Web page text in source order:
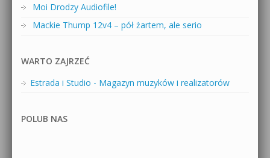
Moi Drodzy Audiofile!
Mackie Thump 12v4 – pół żartem, ale serio
WARTO ZAJRZEĆ
Estrada i Studio - Magazyn muzyków i realizatorów
POLUB NAS